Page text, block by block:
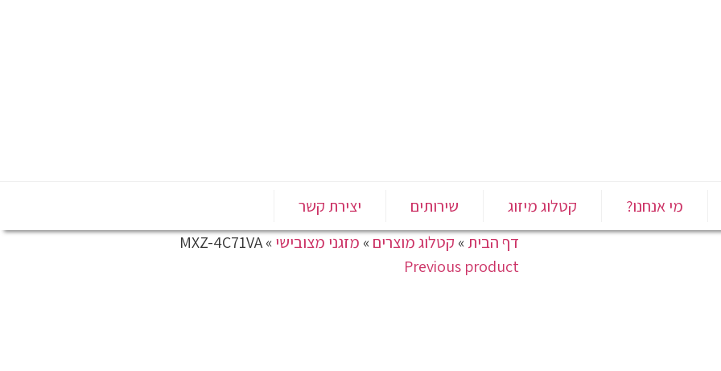
מי אנחנו? קטלוג מיזוג שירותים יצירת קשר
דף הבית» קטלוג מוצרים» מזגני מצובישי»
MXZ-4C71VA
Previous product